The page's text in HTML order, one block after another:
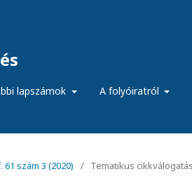
lapszámok A folyóiratról
61 szám 3 (2020) / Tematikus cikkválogatás